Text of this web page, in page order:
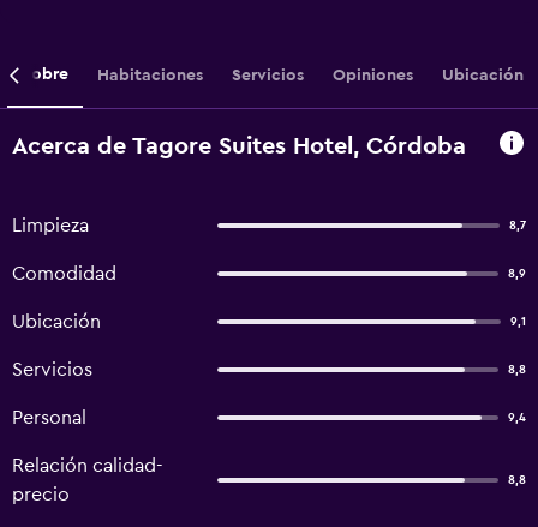
Sobre Habitaciones Servicios Opiniones Ubicación
Acerca de Tagore Suites Hotel, Córdoba
Limpieza 8,7
Comodidad 8,9
Ubicación 9,1
Servicios 8,8
Personal 9,4
Relación calidad-
precio
8,8